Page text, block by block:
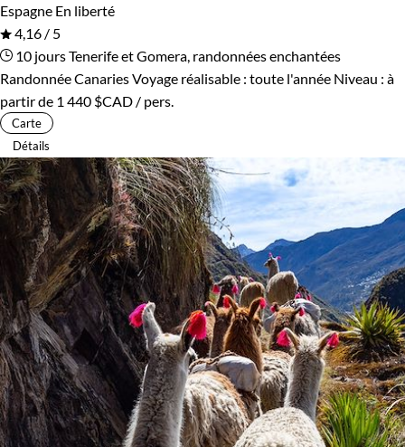
Espagne En liberté
4,16 / 5
10 joursTenerife et Gomera, randonnées enchantées
Randonnée CanariesVoyage réalisable : toute l'année Niveau : à
partir de 1 440 $CAD / pers.
Carte
Détails